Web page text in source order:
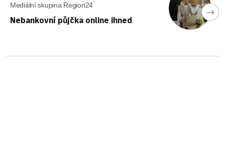
Mediální skupina Region24
Nebankovní půjčka online ihned